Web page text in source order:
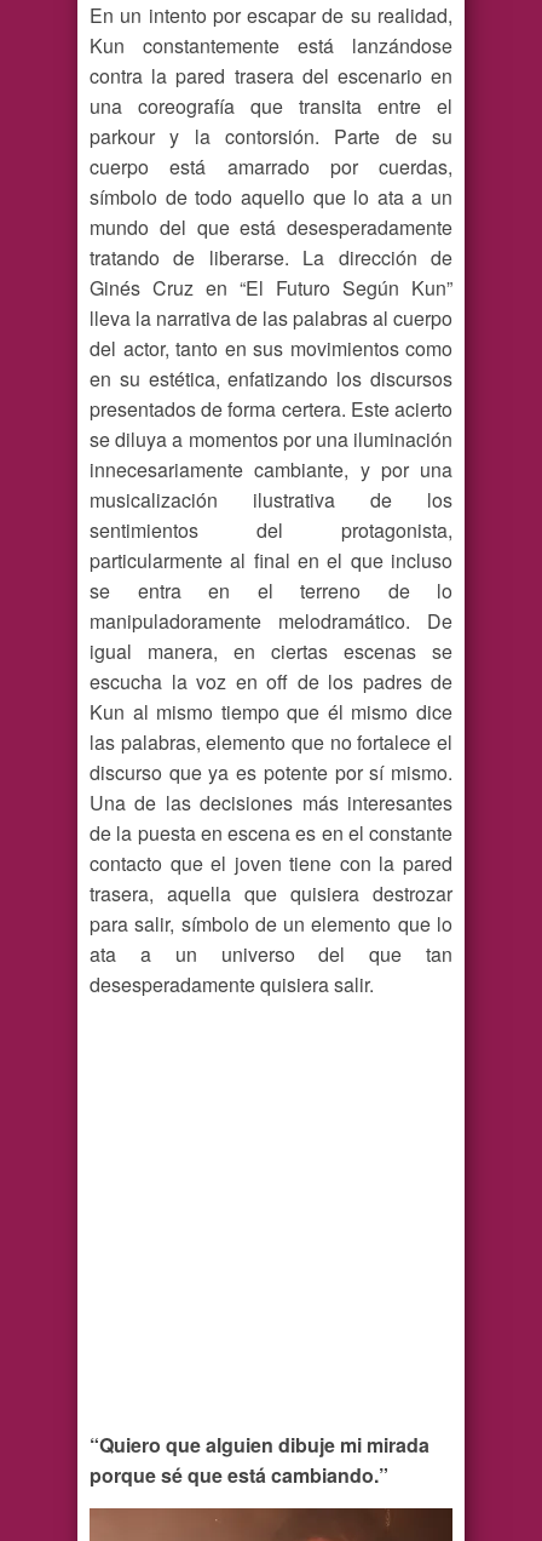
En un intento por escapar de su realidad,
Kun constantemente está lanzándose
contra la pared trasera del escenario en
una coreografía que transita entre el
parkour y la contorsión. Parte de su
cuerpo está amarrado por cuerdas,
símbolo de todo aquello que lo ata a un
mundo del que está desesperadamente
tratando de liberarse. La dirección de
Ginés Cruz en “El Futuro Según Kun”
lleva la narrativa de las palabras al cuerpo
del actor, tanto en sus movimientos como
en su estética, enfatizando los discursos
presentados de forma certera. Este acierto
se diluya a momentos por una iluminación
innecesariamente cambiante, y por una
musicalización ilustrativa de los
sentimientos del protagonista,
particularmente al final en el que incluso
se entra en el terreno de lo
manipuladoramente melodramático. De
igual manera, en ciertas escenas se
escucha la voz en off de los padres de
Kun al mismo tiempo que él mismo dice
las palabras, elemento que no fortalece el
discurso que ya es potente por sí mismo.
Una de las decisiones más interesantes
de la puesta en escena es en el constante
contacto que el joven tiene con la pared
trasera, aquella que quisiera destrozar
para salir, símbolo de un elemento que lo
ata a un universo del que tan
desesperadamente quisiera salir.
“Quiero que alguien dibuje mi mirada
porque sé que está cambiando.”